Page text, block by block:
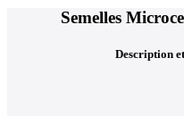
Semelles
Description